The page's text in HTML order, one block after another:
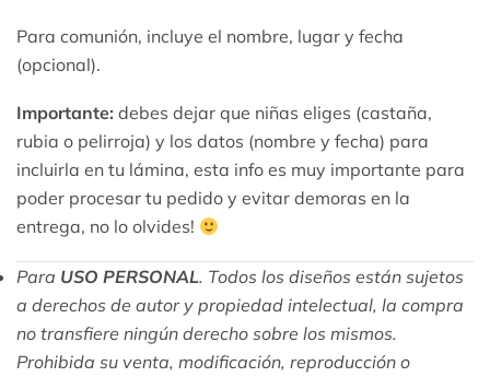
Para comunión, incluye el nombre, lugar y fecha
(opcional).
Importante: debes dejar que niñas eliges (castaña,
rubia o pelirroja) y los datos (nombre y fecha) para
incluirla en tu lámina, esta info es muy importante para
poder procesar tu pedido y evitar demoras en la
entrega, no lo olvides!
Para USO PERSONAL. Todos los diseños están sujetos
a derechos de autor y propiedad intelectual, la compra
no transfiere ningún derecho sobre los mismos.
Prohibida su venta, modificación, reproducción o